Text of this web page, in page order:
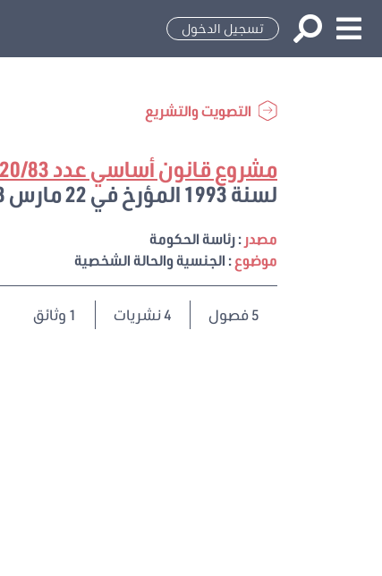
تسجيل الدخول
التصويت والتشريع
مشروع قانون أساسي عدد 2020/83
لسنة 1993 المؤرخ في 22 مارس 1993 المتعلق ببطاقة التعريف الوطنية
مصدر : رئاسة الحكومة
موضوع: الجنسية والحالة الشخصية
5فصول 4 نشريات 1 وثائق